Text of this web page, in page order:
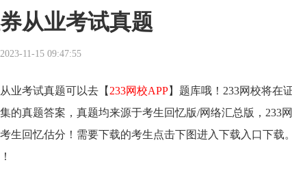
从业考试真题
2023-11-15 09:47:55
业考试真题可以去【 233网校APP】题库哦！233网校将在
的真题答案，真题均来源于考生回忆版/网络汇总版，233
生回忆估分！需要下载的考生点击下图进入下载入口下载